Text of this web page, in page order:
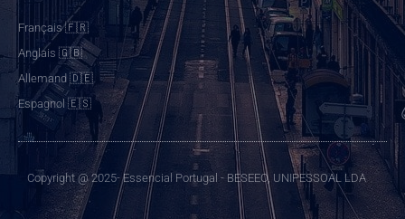
Français 🇫🇷
Anglais 🇬🇧
Allemand 🇩🇪
Espagnol 🇪🇸
Copyright @ 2025- Essencial Portugal - BESEEO, UNIPESSOAL LDA